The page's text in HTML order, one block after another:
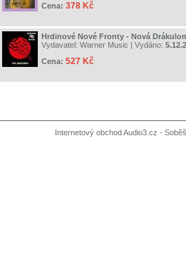
Cena: 378 Kč
Hrdinové Nové Fronty - Nová
Vydavatel: Warner Music | Vydáno:
Cena: 527 Kč
Internetový obchod Audio3.cz -